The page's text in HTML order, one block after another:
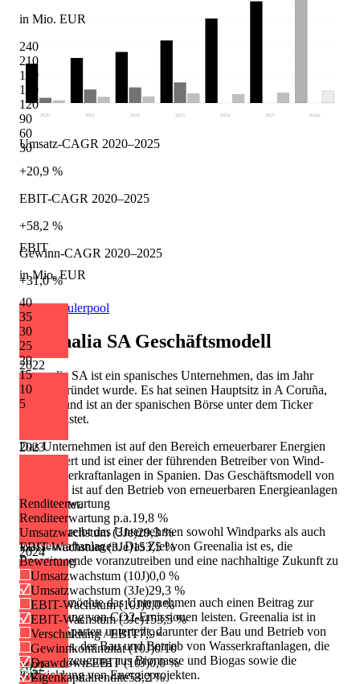
in Mio. EUR
240
210
180
150
120
90
60
30
2022
2023
2024
2025
EBIT
in Mio. EUR
40
35
30
25
20
15
10
5
2022
Renditeerwartung
Renditeerwartung p.a.19,8 %
Umsatzwachstum (3Je)29,3 %
EBIT-Wachstum (3Je)153,5 %
Bewertung
Umsatzwachstum (10J)0,0 %
Umsatzwachstum (3Je)29,3 %
EBIT-Wachstum (10J)0,0 %
EBIT-Wachstum (3Je)153,5 %
Verschuldung / EBIT7,9×
Gewinnkontinuität (10J)0/10
Drawdown EBIT (10J)0,0 %
Eigenkapitalrendite53,2 %
2020 2021 2022 2023 2024 2025 2026e
Umsatz-CAGR 2020–2025
+20,9 %
EBIT-CAGR 2020–2025
+58,2 %
Gewinn-CAGR 2020–2025
+31,0 %
Quelle: Eulerpool
Greenalia SAGeschäftsmodell
Greenalia SA ist ein spanisches Unternehmen, das im Jahr
2009 gegründet wurde. Es hat seinen Hauptsitz in A Coruña,
Spanien und ist an der spanischen Börse unter dem Ticker
GRN gelistet.
Das Unternehmen ist auf den Bereich erneuerbarer Energien
spezialisiert und ist einer der führenden Betreiber von Wind-
und Wasserkraftanlagen in Spanien. Das Geschäftsmodell von
Greenalia ist auf den Betrieb von erneuerbaren Energieanlagen
ausgerichtet.
Dabei betreibt das Unternehmen sowohl Windparks als auch
Wasserkraftanlagen. Das Ziel von Greenalia ist es, die
Energiewende voranzutreiben und eine nachhaltige Zukunft zu
schaffen.
Dadurch möchte das Unternehmen auch einen Beitrag zur
Reduzierung von CO2-Emissionen leisten. Greenalia ist in
mehrere Sparten unterteilt, darunter der Bau und Betrieb von
Windparks, der Bau und Betrieb von Wasserkraftanlagen, die
Energieerzeugung aus Biomasse und Biogas sowie die
Entwicklung von Energieprojekten.